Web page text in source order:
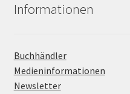
Informationen
Buchhändler
Medieninformationen
Newsletter